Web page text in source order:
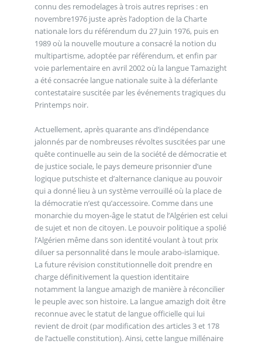
connu des remodelages à trois autres reprises : en
novembre1976 juste après l’adoption de la Charte
nationale lors du référendum du 27 Juin 1976, puis en
1989 où la nouvelle mouture a consacré la notion du
multipartisme, adoptée par référendum, et enfin par
voie parlementaire en avril 2002 où la langue Tamazight
a été consacrée langue nationale suite à la déferlante
contestataire suscitée par les événements tragiques du
Printemps noir.
Actuellement, après quarante ans d’indépendance
jalonnés par de nombreuses révoltes suscitées par une
quête continuelle au sein de la société de démocratie et
de justice sociale, le pays demeure prisonnier d’une
logique putschiste et d’alternance clanique au pouvoir
qui a donné lieu à un système verrouillé où la place de
la démocratie n’est qu’accessoire. Comme dans une
monarchie du moyen-âge le statut de l’Algérien est celui
de sujet et non de citoyen. Le pouvoir politique a spolié
l’Algérien même dans son identité voulant à tout prix
diluer sa personnalité dans le moule arabo-islamique.
La future révision constitutionnelle doit prendre en
charge définitivement la question identitaire
notamment la langue amazigh de manière à réconcilier
le peuple avec son histoire. La langue amazigh doit être
reconnue avec le statut de langue officielle qui lui
revient de droit (par modification des articles 3 et 178
de l’actuelle constitution). Ainsi, cette langue millénaire